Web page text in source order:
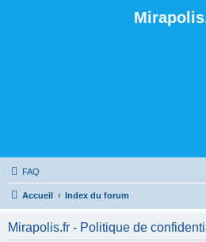
FAQ
Accueil Index du forum
Mirapolis.fr - Politique de